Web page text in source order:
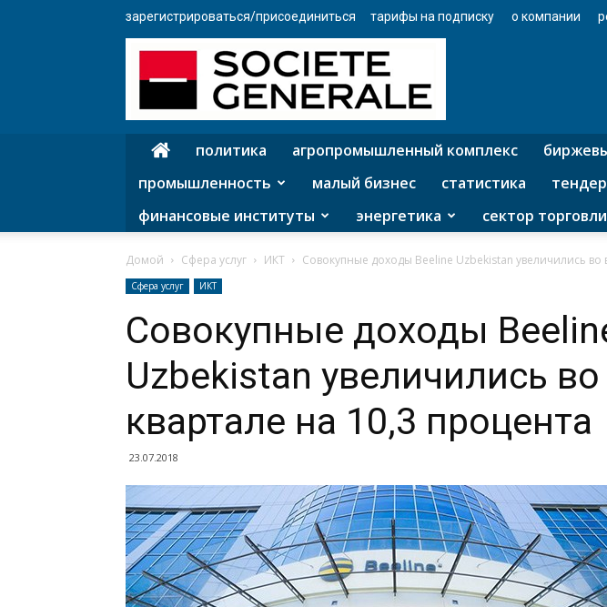
зарегистрироваться/присоединиться тарифы на подписку о компании
политика агропромышленный комплекс
промышленность
малый бизнес статистика
финансовые институты
энергетика сектор торговли
Домой Сфера услуг ИКТ Совокупные доходы Beeline Uzbekistan увеличились во
Сфера услуг ИКТ
Совокупные доходы
Uzbekistan увеличились
квартале на 10,3 процента
23.07.2018